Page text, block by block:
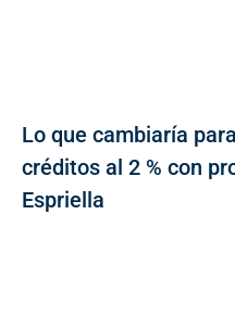
Lo que cambiaría
créditos al 2 % con
Espriella